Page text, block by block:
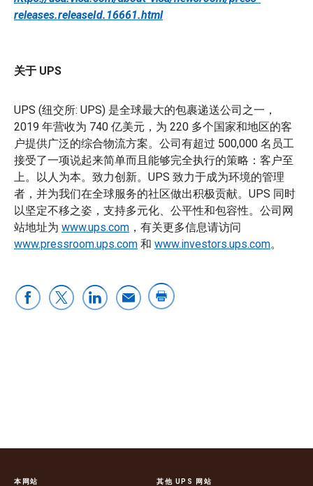
releases.releaseId.16661.html
关于 UPS
UPS (纽交所: UPS) 是全球最大的包裹递送公司之一，
2019 年营收为 740 亿美元，为 220 多个国家和地区的客
户提供广泛的综合物流方案。公司有超过 500,000 名员工
接受了一项说起来简单而且能够完全执行的策略：客户至
上。以人为本。致力创新。UPS 致力于成为环境的管理
者，并为我们在全球服务的社区做出积极贡献。UPS 同时
以坚定不移之姿，支持多元化、公平性和包容性。公司网
站地址为 www.ups.com ，有关更多信息请访问
www.pressroom.ups.com 和 www.investors.ups.com。
本网站 其他 UPS 网站